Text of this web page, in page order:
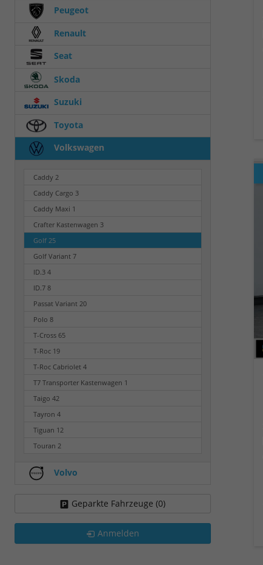
Peugeot
Renault
Seat
Skoda
Suzuki
Toyota
Volkswagen
Caddy 2
Caddy Cargo 3
Caddy Maxi 1
Crafter Kastenwagen 3
Golf 25
Golf Variant 7
ID.3 4
ID.7 8
Passat Variant 20
Polo 8
T-Cross 65
T-Roc 19
T-Roc Cabriolet 4
T7 Transporter Kastenwagen 1
Taigo 42
Tayron 4
Tiguan 12
Touran 2
Volvo
Geparkte Fahrzeuge (0)
Anmelden